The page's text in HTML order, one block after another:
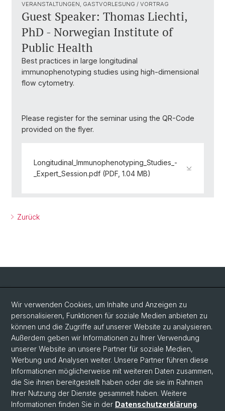
VERANSTALTUNGEN, GASTVORLESUNG / VORTRAG
Guest Speaker: Thomas Liechti,
PhD - Norwegian Institute of
Public Health
Best practices in large longitudinal
immunophenotyping studies using high-dimensional
flow cytometry.
Please register for the seminar using the QR-Code
provided on the flyer.
Longitudinal_Immunophenotyping_Studies_-
_Expert_Session.pdf (PDF, 1.04 MB)
Zurück
Social Media
LinkedIn
Bluesky
Vimeo
Wir verwenden Cookies, um Inhalte und Anzeigen zu
personalisieren, Funktionen für soziale Medien anbieten zu
können und die Zugriffe auf unserer Website zu analysieren.
Außerdem geben wir Informationen zu Ihrer Verwendung
unserer Website an unsere Partner für soziale Medien,
Werbung und Analysen weiter. Unsere Partner führen diese
Informationen möglicherweise mit weiteren Daten zusammen,
die Sie ihnen bereitgestellt haben oder die sie im Rahmen
Ihrer Nutzung der Dienste gesammelt haben. Weitere
Informationen finden Sie in der Datenschutzerklärung.